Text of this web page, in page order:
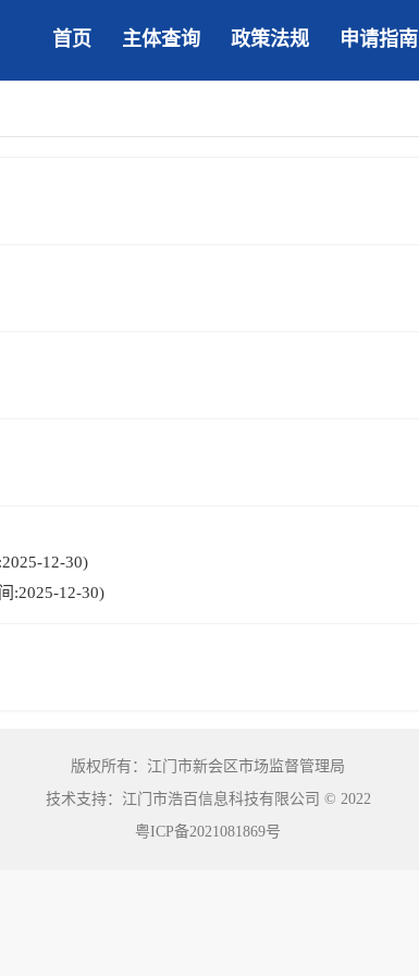
首页 主体查询 政策法规 申请指南
12-30)
:2025-12-30)
版权所有：江门市新会区市场监督管理局
技术支持：江门市浩百信息科技有限公司 © 2022
粤ICP备2021081869号